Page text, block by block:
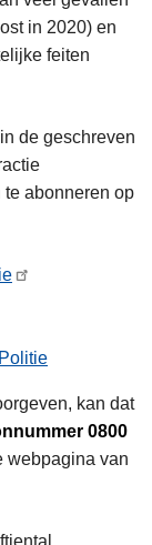
in 2020) en
feiten
de geschreven
abonneren op
kan dat
0800
webpagina van